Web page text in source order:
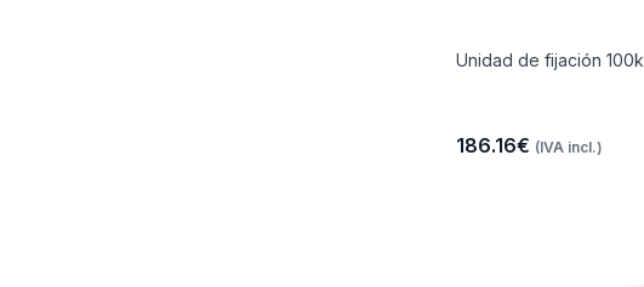
Unidad de fijación 100k
186.16€ (IVA incl.)